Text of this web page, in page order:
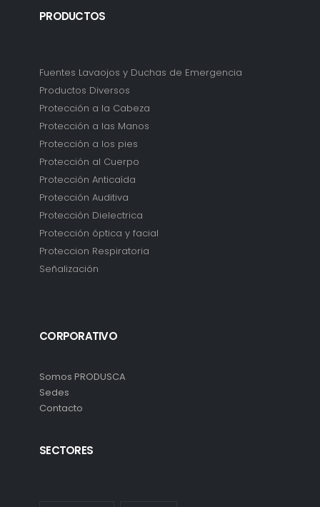
PRODUCTOS
Fuentes Lavaojos y Duchas de Emergencia
Productos Diversos
Protección a la Cabeza
Protección a las Manos
Protección a los pies
Protección al Cuerpo
Protección Anticaída
Protección Auditiva
Protección Dielectrica
Protección óptica y facial
Proteccion Respiratoria
Señalización
CORPORATIVO
Somos PRODUSCA
Sedes
Contacto
SECTORES